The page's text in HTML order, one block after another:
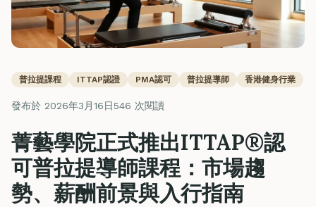
普拉提課程 ITTAP認證 PMA認可 普拉提導師 香港健身行業
發布於 2026年3月16日546 次閱讀
菁藝學院正式推出ITTAP®認
可普拉提導師課程：市場趨
勢、薪酬前景與入行指南